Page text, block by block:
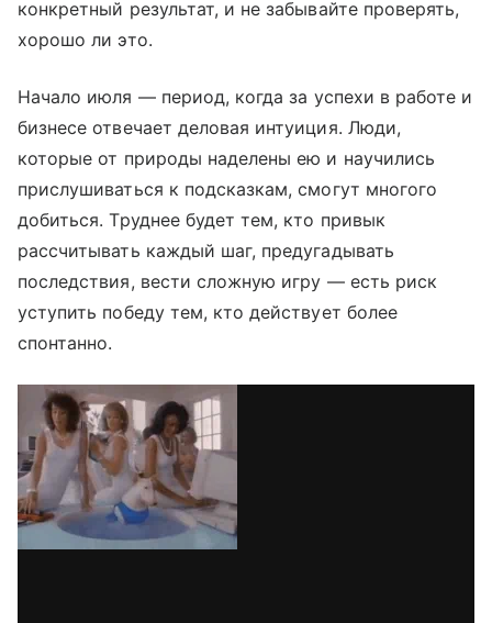
конкретный результат, и не забывайте проверять,
хорошо ли это.
Начало июля —период, когда за успехи в работе и
бизнесе отвечает деловая интуиция. Люди,
которые от природы наделены ею и научились
прислушиваться к подсказкам, смогут многого
добиться. Труднее будет тем, кто привык
рассчитывать каждый шаг, предугадывать
последствия, вести сложную игру —есть риск
уступить победу тем, кто действует более
спонтанно.